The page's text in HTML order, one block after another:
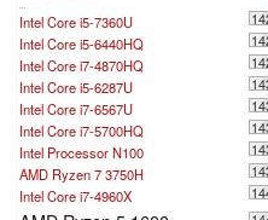
Intel Core i5-7360U
Intel Core i5-6440HQ
Intel Core i7-4870HQ
Intel Core i5-6287U
Intel Core i7-6567U
Intel Core i7-5700HQ
Intel Processor N100
AMD Ryzen 7 3750H
Intel Core i7-4960X